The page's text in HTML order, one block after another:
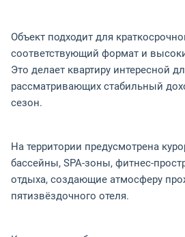
Объект подходит для
соответствующий формат и
Это делает квартиру интересной
рассматривающих стабильный
сезон.
На территории предусмотрена
бассейны, SPA-зоны, фитнес-
отдыха, создающие атмосферу
пятизвёздочного отеля.